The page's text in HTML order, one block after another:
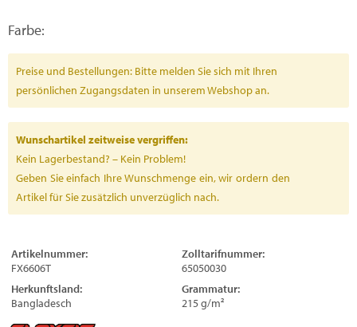
Farbe:
Preise und Bestellungen: Bitte melden Sie sich mit Ihren
persönlichen Zugangsdaten in unserem Webshop an.
Wunschartikel zeitweise vergriffen:
Kein Lagerbestand? – Kein Problem!
Geben Sie einfach Ihre Wunschmenge ein, wir ordern den
Artikel für Sie zusätzlich unverzüglich nach.
Artikelnummer:
FX6606T
Zolltarifnummer:
65050030
Herkunftsland:
Bangladesch
Grammatur:
215 g/m²